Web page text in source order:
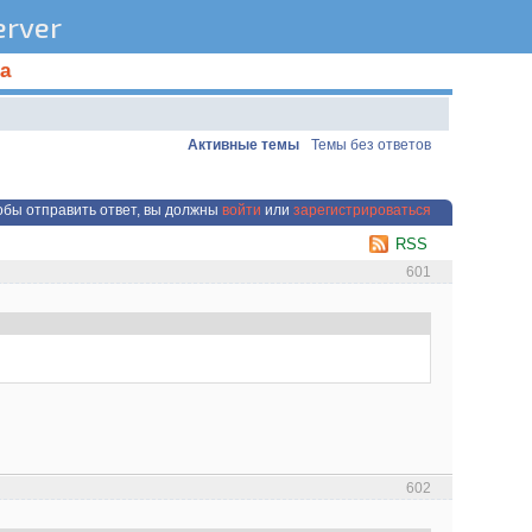
Активные темы Темы без ответов
отправить ответ, вы должны войти или зарегистрироваться
RSS
601
602